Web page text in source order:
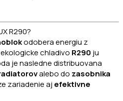
R290?
odobera energiu z
chladivo R290 ju
je nasledne distribuovana
alebo do zasobnika
zariadenie aj efektivne